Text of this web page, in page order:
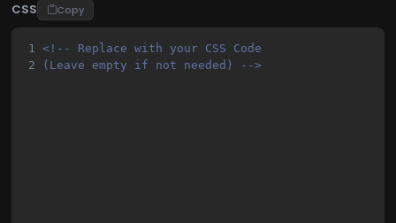
14
    height: 100vh;
  }
16
</style>
17
CSS Copy
1
<!-- Replace with your CSS Code
2
(Leave empty if not needed) -->